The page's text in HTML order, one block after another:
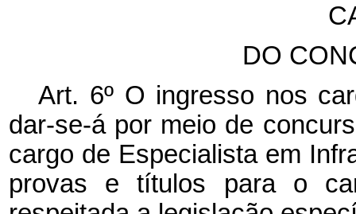
DO
Art. 6º O ingresso nos
dar-se-á por meio de
cargo de Especialista em
provas e títulos para o